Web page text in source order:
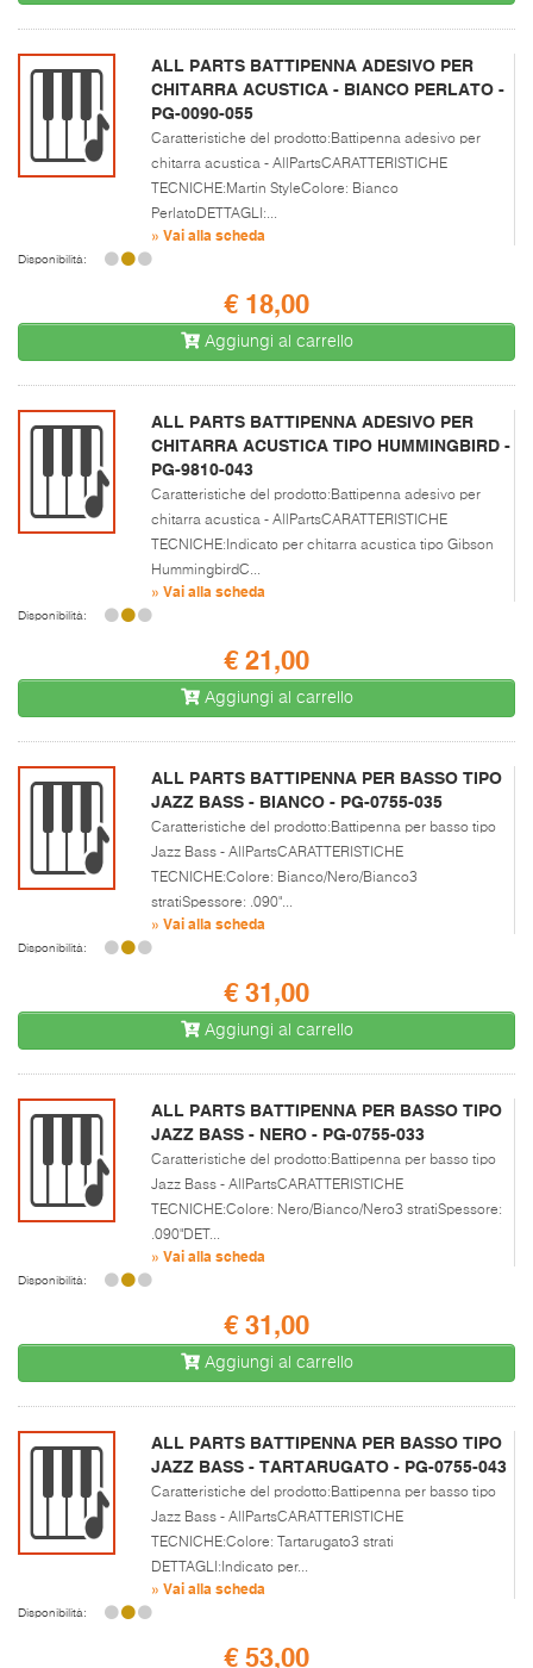
ALL PARTS BATTIPENNA ADESIVO PER
CHITARRA ACUSTICA - BIANCO PERLATO -
PG-0090-055
Caratteristiche del prodotto:Battipenna adesivo per
chitarra acustica - AllPartsCARATTERISTICHE
TECNICHE:Martin StyleColore: Bianco
PerlatoDETTAGLI:...
» Vai alla scheda
Disponibilità:
€ 18,00
Aggiungi al carrello
ALL PARTS BATTIPENNA ADESIVO PER
CHITARRA ACUSTICA TIPO HUMMINGBIRD -
PG-9810-043
Caratteristiche del prodotto:Battipenna adesivo per
chitarra acustica - AllPartsCARATTERISTICHE
TECNICHE:Indicato per chitarra acustica tipo Gibson
HummingbirdC...
» Vai alla scheda
Disponibilità:
€ 21,00
Aggiungi al carrello
ALL PARTS BATTIPENNA PER BASSO TIPO
JAZZ BASS - BIANCO - PG-0755-035
Caratteristiche del prodotto:Battipenna per basso tipo
Jazz Bass - AllPartsCARATTERISTICHE
TECNICHE:Colore: Bianco/Nero/Bianco3
stratiSpessore: .090"...
» Vai alla scheda
Disponibilità:
€ 31,00
Aggiungi al carrello
ALL PARTS BATTIPENNA PER BASSO TIPO
JAZZ BASS - NERO - PG-0755-033
Caratteristiche del prodotto:Battipenna per basso tipo
Jazz Bass - AllPartsCARATTERISTICHE
TECNICHE:Colore: Nero/Bianco/Nero3 stratiSpessore:
.090"DET...
» Vai alla scheda
Disponibilità:
€ 31,00
Aggiungi al carrello
ALL PARTS BATTIPENNA PER BASSO TIPO
JAZZ BASS - TARTARUGATO - PG-0755-043
Caratteristiche del prodotto:Battipenna per basso tipo
Jazz Bass - AllPartsCARATTERISTICHE
TECNICHE:Colore: Tartarugato3 strati
DETTAGLI:Indicato per...
» Vai alla scheda
Disponibilità:
€ 53,00